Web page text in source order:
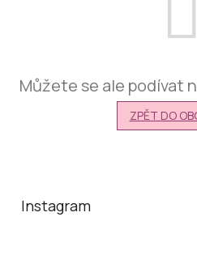
Můžete se ale podívat
ZPĚT DO
Instagram